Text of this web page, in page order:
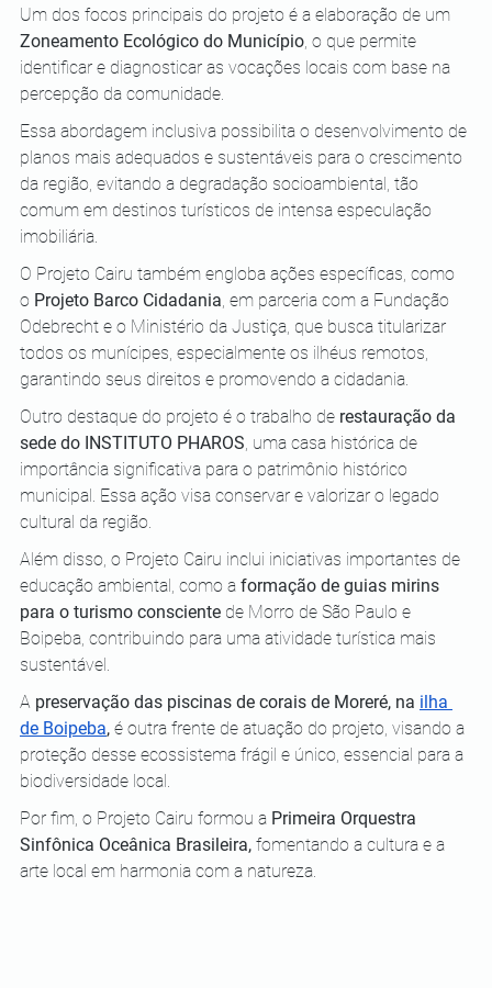
Um dos focos principais do projeto é a elaboração de um
Zoneamento Ecológico do Município, o que permite
identificar e diagnosticar as vocações locais com base na
percepção da comunidade.
Essa abordagem inclusiva possibilita o desenvolvimento de
planos mais adequados e sustentáveis para o crescimento
da região, evitando a degradação socioambiental, tão
comum em destinos turísticos de intensa especulação
imobiliária.
O Projeto Cairu também engloba ações específicas, como
o Projeto Barco Cidadania, em parceria com a Fundação
Odebrecht e o Ministério da Justiça, que busca titularizar
todos os munícipes, especialmente os ilhéus remotos,
garantindo seus direitos e promovendo a cidadania.
Outro destaque do projeto é o trabalho de restauração da
sede do INSTITUTO PHAROS, uma casa histórica de
importância significativa para o patrimônio histórico
municipal. Essa ação visa conservar e valorizar o legado
cultural da região.
Além disso, o Projeto Cairu inclui iniciativas importantes de
educação ambiental, como a formação de guias mirins
para o turismo consciente de Morro de São Paulo e
Boipeba, contribuindo para uma atividade turística mais
sustentável.
A preservação das piscinas de corais de Moreré, na ilha
de Boipeba, é outra frente de atuação do projeto, visando a
proteção desse ecossistema frágil e único, essencial para a
biodiversidade local.
Por fim, o Projeto Cairu formou a Primeira Orquestra
Sinfônica Oceânica Brasileira, fomentando a cultura e a
arte local em harmonia com a natureza.